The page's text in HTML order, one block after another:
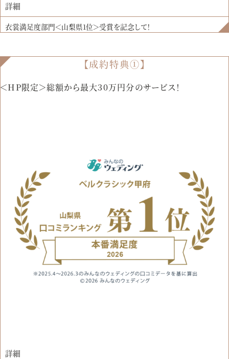
詳細
衣裳満足度部門＜山梨県1位＞受賞を記念して！
【成約特典①】
＜HP限定＞総額から最大30万円分のサービス！
詳細